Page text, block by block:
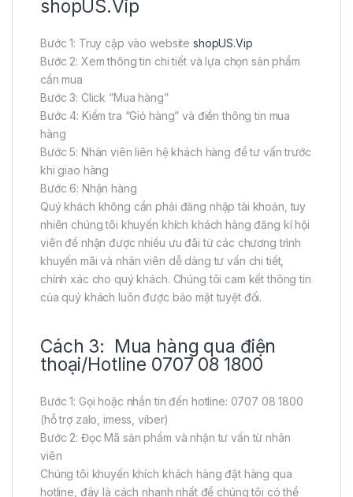
shopUS.Vip
Bước 1: Truy cập vào website shopUS.Vip
Bước 2: Xem thông tin chi tiết và lựa chọn sản phẩm
cần mua
Bước 3: Click “Mua hàng”
Bước 4: Kiểm tra “Giỏ hàng” và điền thông tin mua
hàng
Bước 5: Nhân viên liên hệ khách hàng để tư vấn trước
khi giao hàng
Bước 6: Nhận hàng
Quý khách không cần phải đăng nhập tài khoản, tuy
nhiên chúng tôi khuyến khích khách hàng đăng kí hội
viên để nhận được nhiều ưu đãi từ các chương trình
khuyến mãi và nhân viên dễ dàng tư vấn chi tiết,
chính xác cho quý khách. Chúng tôi cam kết thông tin
của quý khách luôn được bảo mật tuyệt đối.
Cách 3: Mua hàng qua điện
thoại/Hotline 0707 08 1800
Bước 1: Gọi hoặc nhắn tin đến hotline: 0707 08 1800
(hỗ trợ zalo, imess, viber)
Bước 2: Đọc Mã sản phẩm và nhận tư vấn từ nhân
viên
Chúng tôi khuyến khích khách hàng đặt hàng qua
hotline, đây là cách nhanh nhất để chúng tôi có thể